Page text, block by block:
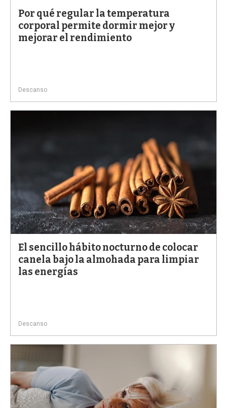
Por qué regular la temperatura
corporal permite dormir mejor y
mejorar el rendimiento
Descanso
El sencillo hábito nocturno de colocar
canela bajo la almohada para limpiar
las energías
Descanso